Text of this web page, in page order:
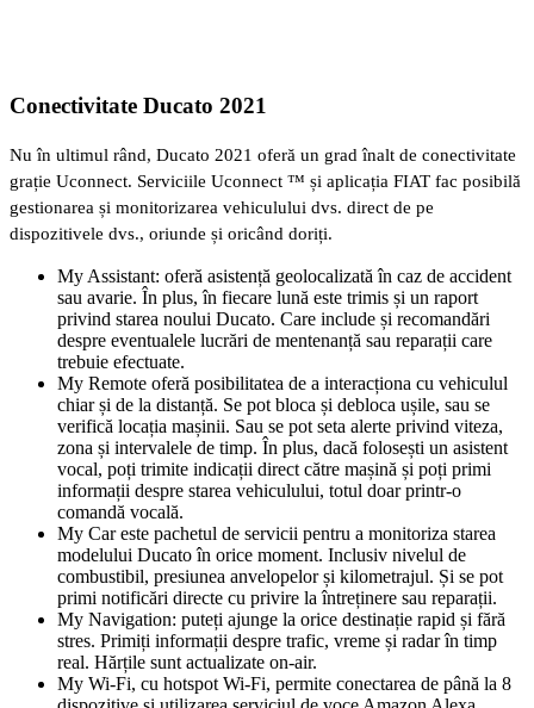
Conectivitate Ducato 2021
Nu în ultimul rând, Ducato 2021 oferă un grad înalt de conectivitate
grație Uconnect. Serviciile Uconnect ™ și aplicația FIAT fac posibilă
gestionarea și monitorizarea vehiculului dvs. direct de pe
dispozitivele dvs., oriunde și oricând doriți.
My Assistant: oferă asistență geolocalizată în caz de accident
sau avarie. În plus, în fiecare lună este trimis și un raport
privind starea noului Ducato. Care include și recomandări
despre eventualele lucrări de mentenanță sau reparații care
trebuie efectuate.
My Remote oferă posibilitatea de a interacționa cu vehiculul
chiar și de la distanță. Se pot bloca și debloca ușile, sau se
verifică locația mașinii. Sau se pot seta alerte privind viteza,
zona și intervalele de timp. În plus, dacă folosești un asistent
vocal, poți trimite indicații direct către mașină și poți primi
informații despre starea vehiculului, totul doar printr-o
comandă vocală.
My Car este pachetul de servicii pentru a monitoriza starea
modelului Ducato în orice moment. Inclusiv nivelul de
combustibil, presiunea anvelopelor și kilometrajul. Și se pot
primi notificări directe cu privire la întreținere sau reparații.
My Navigation: puteți ajunge la orice destinație rapid și fără
stres. Primiți informații despre trafic, vreme și radar în timp
real. Hărțile sunt actualizate on-air.
My Wi-Fi, cu hotspot Wi-Fi, permite conectarea de până la 8